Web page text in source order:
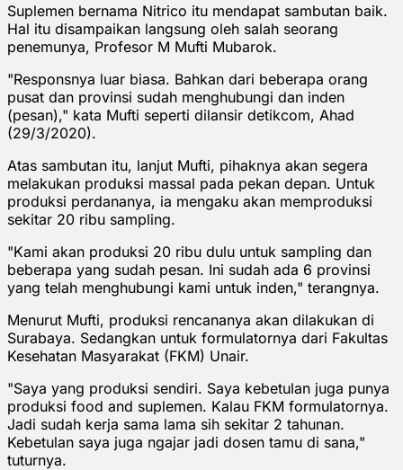
Suplemen bernama Nitrico itu mendapat sambutan baik.
Hal itu disampaikan langsung oleh salah seorang
penemunya, Profesor M Mufti Mubarok.
"Responsnya luar biasa. Bahkan dari beberapa orang
pusat dan provinsi sudah menghubungi dan inden
(pesan)," kata Mufti seperti dilansir detikcom, Ahad
(29/3/2020).
Atas sambutan itu, lanjut Mufti, pihaknya akan segera
melakukan produksi massal pada pekan depan. Untuk
produksi perdananya, ia mengaku akan memproduksi
sekitar 20 ribu sampling.
"Kami akan produksi 20 ribu dulu untuk sampling dan
beberapa yang sudah pesan. Ini sudah ada 6 provinsi
yang telah menghubungi kami untuk inden," terangnya.
Menurut Mufti, produksi rencananya akan dilakukan di
Surabaya. Sedangkan untuk formulatornya dari Fakultas
Kesehatan Masyarakat (FKM) Unair.
"Saya yang produksi sendiri. Saya kebetulan juga punya
produksi food and suplemen. Kalau FKM formulatornya.
Jadi sudah kerja sama lama sih sekitar 2 tahunan.
Kebetulan saya juga ngajar jadi dosen tamu di sana,"
tuturnya.